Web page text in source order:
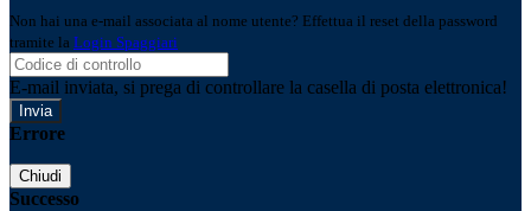
Non hai una e-mail associata al nome utente? Effettua il reset della password
tramite la Login Spaggiari
E-mail inviata, si prega di controllare la casella di posta elettronica!
Errore
Chiudi
Successo